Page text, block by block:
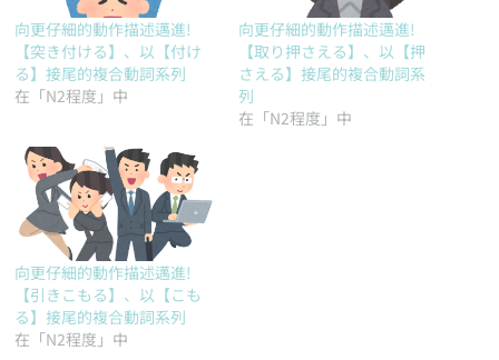
向更仔細的動作描述邁進!
【突き付ける】、以【付け
る】接尾的複合動詞系列
在「N2程度」中
向更仔細的動作描述邁進!
【取り押さえる】、以【押
さえる】接尾的複合動詞系
列
在「N2程度」中
向更仔細的動作描述邁進!
【引きこもる】、以【こも
る】接尾的複合動詞系列
在「N2程度」中